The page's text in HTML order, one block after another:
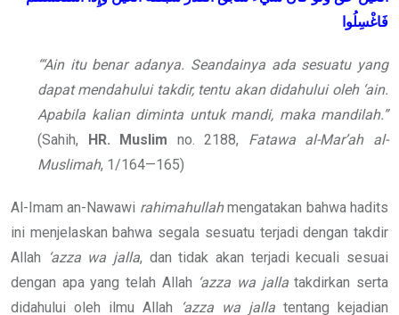
فَاغْسِلُوا
“‘Ain itu benar adanya. Seandainya ada sesuatu yang
dapat mendahului takdir, tentu akan didahului oleh ‘ain.
Apabila kalian diminta untuk mandi, maka mandilah.”
(Sahih, HR. Muslim no. 2188, Fatawa al-Mar’ah al-
Muslimah, 1/164—165)
Al-Imam an-Nawawi rahimahullahmengatakan bahwa hadits
ini menjelaskan bahwa segala sesuatu terjadi dengan takdir
Allah
‘azza wa jalla, dan tidak akan terjadi kecuali sesuai
dengan apa yang telah Allah ‘azza wa jallatakdirkan serta
didahului oleh ilmu Allah
‘azza wa jalla tentang kejadian